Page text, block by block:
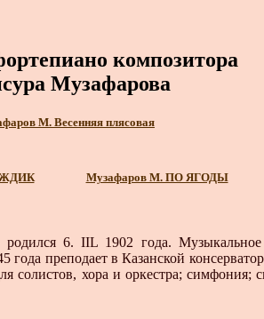
композитора
Музафарова
М. Весенняя плясовая
Музафаров М. ПО ЯГОДЫ
6. IIL 1902 года. Музыкальное
преподает в Казанской
солистов, хора и оркестра;